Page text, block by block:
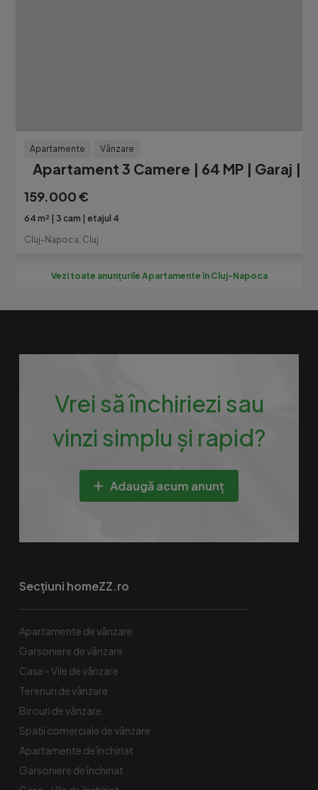
Apartamente Vânzare
Apartament 3 Camere | 64 MP | Garaj |
159.000 €
64 m² 3 cam
etajul 4
Cluj-Napoca, Cluj
Vezi toate anunțurile Apartamente în Cluj-Napoca
Vrei să închiriezi sau
vinzi simplu și rapid?
Adaugă acum anunț
Secțiuni homeZZ.ro
Apartamente de vânzare
Garsoniere de vânzare
Case - Vile de vânzare
Terenuri de vânzare
Birouri de vânzare
Spaţii comerciale de vânzare
Apartamente de închiriat
Garsoniere de închiriat